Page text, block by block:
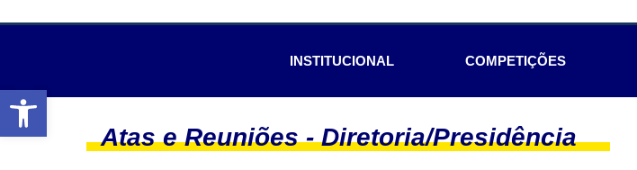
INSTITUCIONAL COMPETIÇÕES
Atas e Reuniões -Diretoria/Presidência
Abrir a barra de ferramentas